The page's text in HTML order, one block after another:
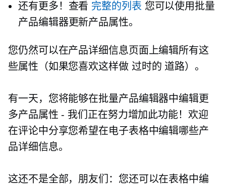
还有更多！查看 完整的列表 您可以使用批量
产品编辑器更新产品属性。
您仍然可以在产品详细信息页面上编辑所有这
些属性（如果您喜欢这样做 过时的 道路）。
有一天，您将能够在批量产品编辑器中编辑更
多产品属性 - 我们正在努力增加此功能！欢迎
在评论中分享您希望在电子表格中编辑哪些产
品详细信息。
这还不是全部，朋友们：您还可以在表格中编